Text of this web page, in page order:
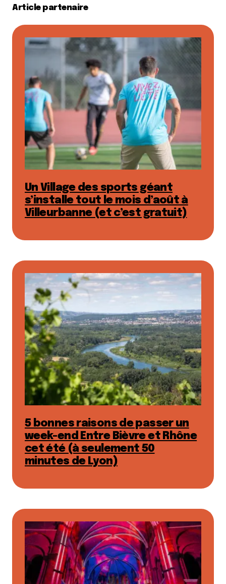
Article partenaire
Un Village des sports géant
s’installe tout le mois d’août à
Villeurbanne (et c’est gratuit)
5 bonnes raisons de passer un
week-end Entre Bièvre et Rhône
cet été (à seulement 50
minutes de Lyon)